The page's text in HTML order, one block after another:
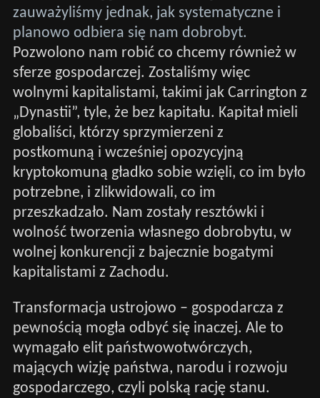
zauważyliśmy jednak, jak systematyczne i
planowo odbiera się nam dobrobyt.
Pozwolono nam robić co chcemy również w
sferze gospodarczej. Zostaliśmy więc
wolnymi kapitalistami, takimi jak Carrington z
„Dynastii”, tyle, że bez kapitału. Kapitał mieli
globaliści, którzy sprzymierzeni z
postkomuną i wcześniej opozycyjną
kryptokomuną gładko sobie wzięli, co im było
potrzebne, i zlikwidowali, co im
przeszkadzało. Nam zostały resztówki i
wolność tworzenia własnego dobrobytu, w
wolnej konkurencji z bajecznie bogatymi
kapitalistami z Zachodu.
Transformacja ustrojowo – gospodarcza z
pewnością mogła odbyć się inaczej. Ale to
wymagało elit państwowotwórczych,
mających wizję państwa, narodu i rozwoju
gospodarczego, czyli polską rację stanu.